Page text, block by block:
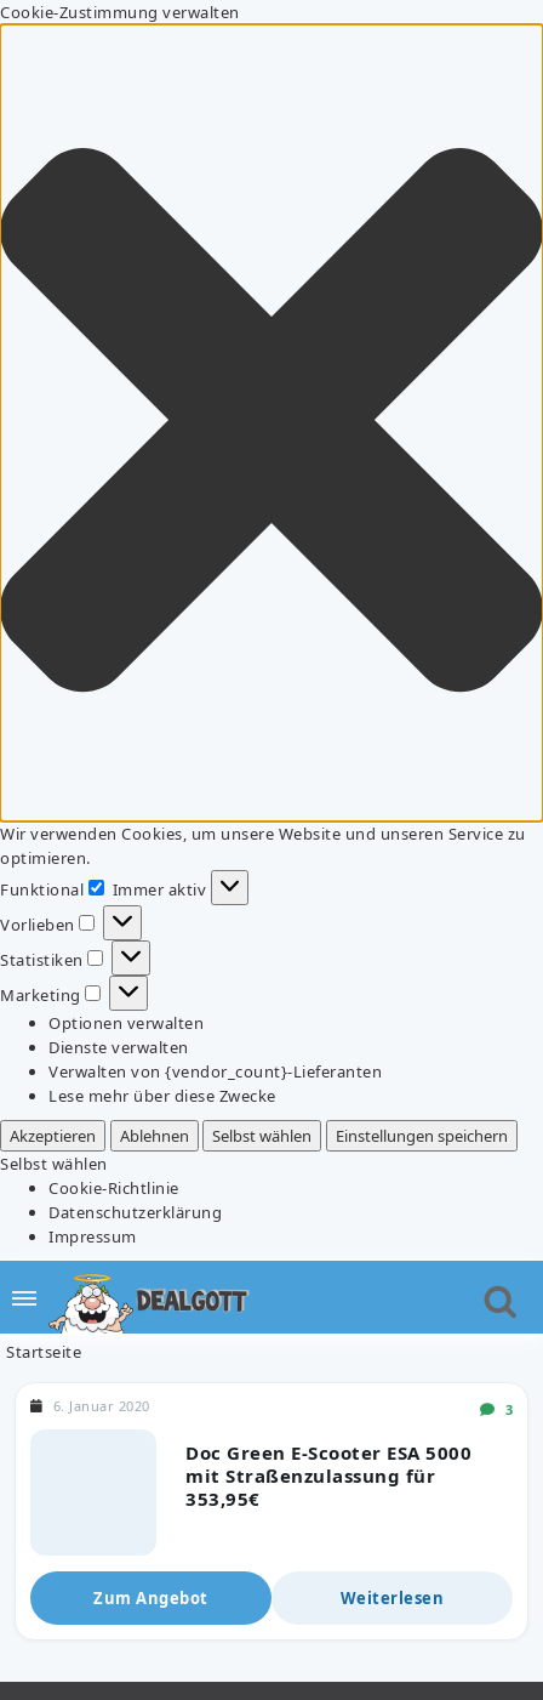
Cookie-Zustimmung verwalten
Wir verwenden Cookies, um unsere Website und unseren Service zu
optimieren.
Funktional
Funktional
Immer aktiv
Vorlieben
Vorlieben
Statistiken
Statistiken
Marketing
Marketing
Optionen verwalten
Dienste verwalten
Verwalten von {vendor_count}-Lieferanten
Lese mehr über diese Zwecke
Akzeptieren
Ablehnen Selbst wählen
Einstellungen speichern
Selbst wählen
Cookie-Richtlinie
Datenschutzerklärung
Impressum
Startseite
Doc Green E-Scooter ESA 5000
mit Straßenzulassung für
353,95€
6. Januar 2020 3
Zum Angebot Weiterlesen